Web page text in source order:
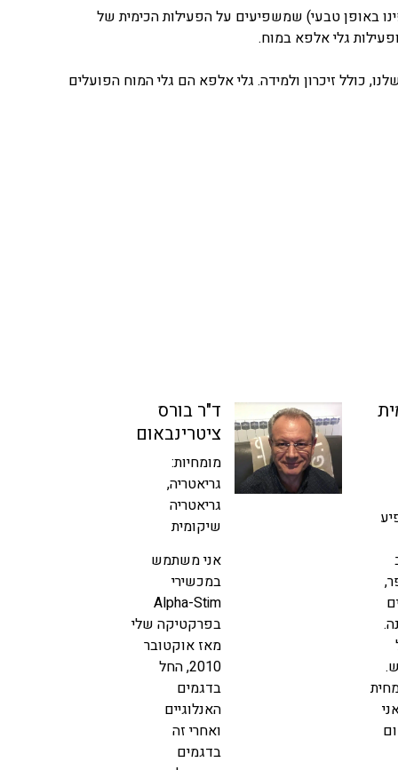
באופן טבעי) שמשפיעים על הפעילות הכימית של
גלי אלפא במוח.
כולל זיכרון ולמידה. גלי אלפא הם גלי המוח הפועלים
ד"ר בורס
ציטרינבאום
מומחיות:
גריאטריה,
גריאטריה
שיקומית
אני משתמש
במכשירי
Alpha-Stim
בפרקטיקה שלי
מאז אוקטובר
2010, החל
בדגמים
האנלוגיים
ואחרי זה
בדגמים